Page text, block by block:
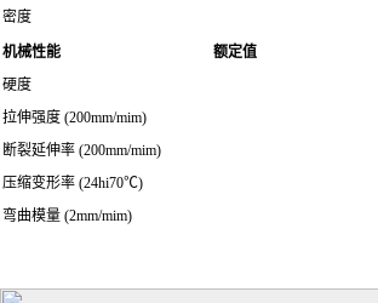
密度
机械性能 额定值
硬度
拉伸强度 (200mm/mim)
断裂延伸率 (200mm/mim)
压缩变形率 (24hi70℃)
弯曲模量 (2mm/mim)